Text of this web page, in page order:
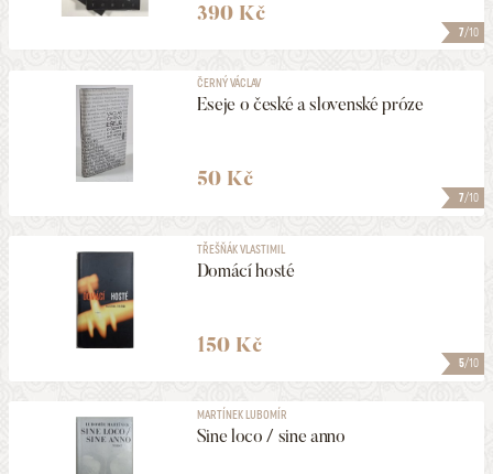
7/10
390 Kč
7/10
ČERNÝ VÁCLAV
Eseje o české a slovenské próze
50 Kč
5/10
TŘEŠŇÁK VLASTIMIL
Domácí hosté
150 Kč
MARTÍNEK LUBOMÍR
Sine loco / sine anno